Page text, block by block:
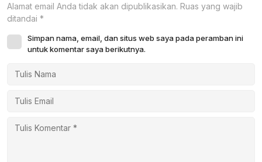
Alamat email Anda tidak akan dipublikasikan. Ruas yang wajib
ditandai *
Simpan nama, email, dan situs web saya pada peramban ini
untuk komentar saya berikutnya.